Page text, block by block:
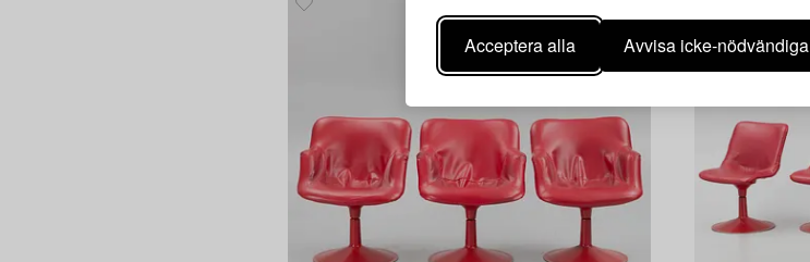
Acceptera alla Avvisa icke-nödvändiga